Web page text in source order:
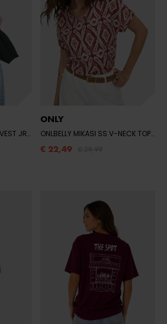
ONLILSE S/L STRUCTURE VEST JRS NOOS - SILVER LINING
ONLY
ONLBELLY MIKASI SS V-NECK TOP WVN E
€ 22,49